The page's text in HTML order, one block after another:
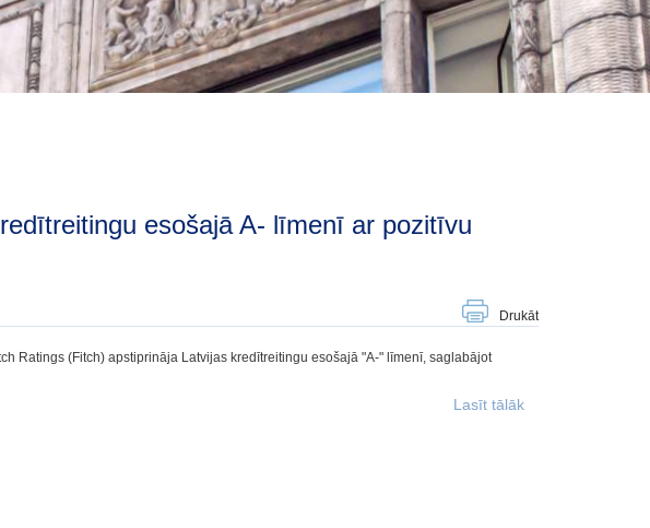
Drukāt
Ratings (Fitch) apstiprināja Latvijas kredītreitingu esošajā "A-" līmenī, saglabājot
Lasīt tālāk